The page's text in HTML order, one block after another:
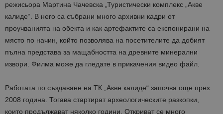
режисьора Мартина Чачевска „Туристически комплекс „Акве
калиде“. В него са събрани много архивни кадри от
проучванията на обекта и как артефактите са експонирани на
място по начин, който позволява на посетителите да добият
пълна представа за мащабността на древните минерални
извори. Филма може да гледате в прикачения видео файл.
Работата по създаване на ТК „Акве калиде“ започва още през
2008 година. Тогава стартират археологическите разкопки,
които продължават няколко години. Откриват се много